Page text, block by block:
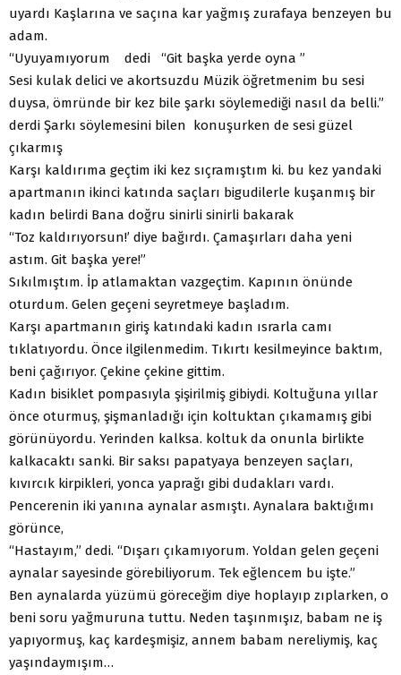
uyardı Kaşlarına ve saçına kar yağmış zurafaya benzeyen bu
adam.
“Uyuyamıyorum dedi “Git başka yerde oyna ”
Sesi kulak delici ve akortsuzdu Müzik öğretmenim bu sesi
duysa, ömründe bir kez bile şarkı söylemediği nasıl da belli.”
derdi Şarkı söylemesini bilen konuşurken de sesi güzel
çıkarmış
Karşı kaldırıma geçtim iki kez sıçramıştım ki. bu kez yandaki
apartmanın ikinci katında saçları bigudilerle kuşanmış bir
kadın belirdi Bana doğru sinirli sinirli bakarak
“Toz kaldırıyorsun!’ diye bağırdı. Çamaşırları daha yeni
astım. Git başka yere!”
Sıkılmıştım. İp atlamaktan vazgeçtim. Kapının önünde
oturdum. Gelen geçeni seyretmeye başladım.
Karşı apartmanın giriş katındaki kadın ısrarla camı
tıklatıyordu. Önce ilgilenmedim. Tıkırtı kesilmeyince baktım,
beni çağırıyor. Çekine çekine gittim.
Kadın bisiklet pompasıyla şişirilmiş gibiydi. Koltuğuna yıllar
önce oturmuş, şişmanladığı için koltuktan çıkamamış gibi
görünüyordu. Yerinden kalksa. koltuk da onunla birlikte
kalkacaktı sanki. Bir saksı papatyaya benzeyen saçları,
kıvırcık kirpikleri, yonca yaprağı gibi dudakları vardı.
Pencerenin iki yanına aynalar asmıştı. Aynalara baktığımı
görünce,
“Hastayım,” dedi. “Dışarı çıkamıyorum. Yoldan gelen geçeni
aynalar sayesinde görebiliyorum. Tek eğlencem bu işte.”
Ben aynalarda yüzümü göreceğim diye hoplayıp zıplarken, o
beni soru yağmuruna tuttu. Neden taşınmışız, babam ne iş
yapıyormuş, kaç kardeşmişiz, annem babam nereliymiş, kaç
yaşındaymışım…